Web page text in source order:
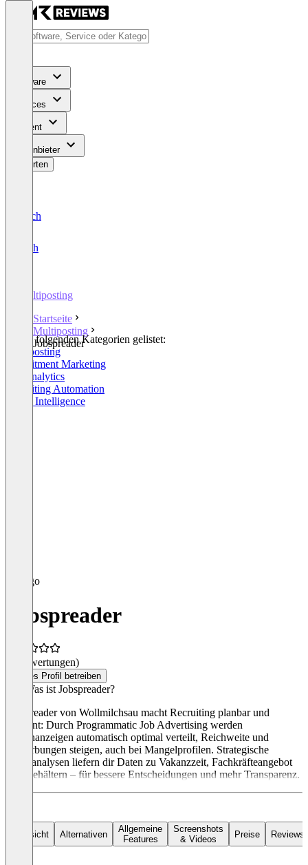
Software
Services
Content
Für Anbieter
Bewerten
Deutsch
English
Multiposting
Startseite
Multiposting
Jobspreader
In den folgenden Kategorien gelistet:
Multiposting
Recruitment Marketing
HR Analytics
Recruiting Automation
Talent Intelligence
Jobspreader
(0 Bewertungen)
Dieses Profil betreiben
### Was ist Jobspreader?
Jobspreader von Wollmilchsau macht Recruiting planbar und
effizient: Durch Programmatic Job Advertising werden
Stellenanzeigen automatisch optimal verteilt, Reichweite und
Bewerbungen steigen, auch bei Mangelprofilen. Strategische
Marktanalysen liefern dir Daten zu Vakanzzeit, Fachkräfteangebot
und Gehältern – für bessere Entscheidungen und mehr Transparenz.
Übersicht Alternativen
Allgemeine
Features
Screenshots
& Videos
Preise Reviews